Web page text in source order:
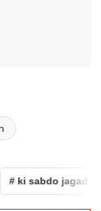
ki sabdo jagad royo